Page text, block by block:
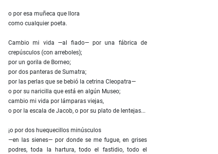
o por esa muñeca que llora
como cualquier poeta.
Cambio mi vida —al fiado— por una fábrica de
crepúsculos (con arreboles);
por un gorila de Borneo;
por dos panteras de Sumatra;
por las perlas que se bebió la cetrina Cleopatra—
o por su naricilla que está en algún Museo;
cambio mi vida por lámparas viejas,
o por la escala de Jacob, o por su plato de lentejas...
¡o por dos huequecillos minúsculos
—en las sienes— por donde se me fugue, en grises
podres, toda la hartura, todo el fastidio, todo el